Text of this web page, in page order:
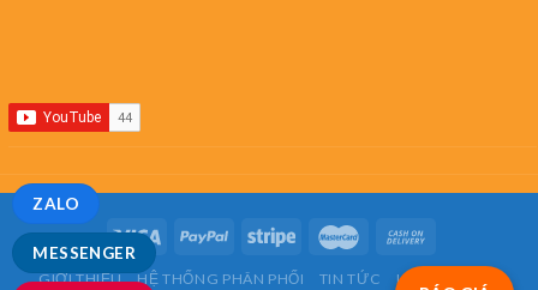
MESSENGER
ZALO
GIỚI THIỆU HỆ THỐNG PHÂN PHỐI TIN TỨC LIÊN HỆ